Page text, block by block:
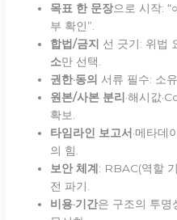
목표 한 문장으로 시작:
부 확인”.
합법/금지 선 긋기: 위법
소만 선택.
권한·동의 서류 필수: 소
원본/사본 분리 ·해시값
확보.
타임라인 보고서 ·메타데
의 힘.
보안 체계 : RBAC(역할
전 파기.
비용·기간은 구조의 투명